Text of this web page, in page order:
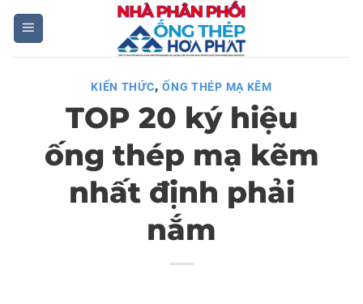
Skip
content
KIẾN THỨC,ỐNG THÉP MẠ KẼM
TOP 20 ký hiệu
ống thép mạ kẽm
nhất định phải
nắm